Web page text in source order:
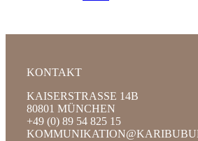
KONTAKT
KAISERSTRASSE 14B
80801 MÜNCHEN
+49 (0) 89 54 825 15